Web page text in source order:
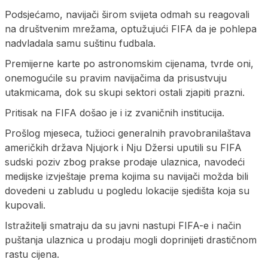
Podsjećamo, navijači širom svijeta odmah su reagovali
na društvenim mrežama, optužujući FIFA da je pohlepa
nadvladala samu suštinu fudbala.
Premijerne karte po astronomskim cijenama, tvrde oni,
onemogućile su pravim navijačima da prisustvuju
utakmicama, dok su skupi sektori ostali zjapiti prazni.
Pritisak na FIFA došao je i iz zvaničnih institucija.
Prošlog mjeseca, tužioci generalnih pravobranilaštava
američkih država Njujork i Nju Džersi uputili su FIFA
sudski poziv zbog prakse prodaje ulaznica, navodeći
medijske izvještaje prema kojima su navijači možda bili
dovedeni u zabludu u pogledu lokacije sjedišta koja su
kupovali.
Istražitelji smatraju da su javni nastupi FIFA-e i način
puštanja ulaznica u prodaju mogli doprinijeti drastičnom
rastu cijena.